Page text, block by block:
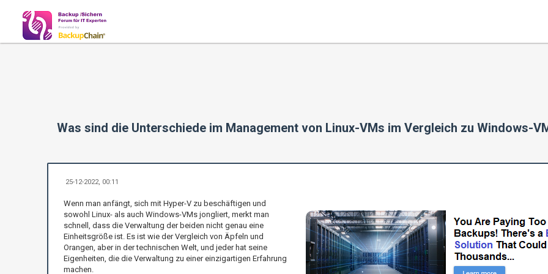
Was sind die Unterschiede im Management von Linux-VMs im Vergleich zu Windows-
25-12-2022, 00:11
Wenn man anfängt, sich mit Hyper-V zu beschäftigen und
sowohl Linux- als auch Windows-VMs jongliert, merkt man
schnell, dass die Verwaltung der beiden nicht genau eine
Einheitsgröße ist. Es ist wie der Vergleich von Äpfeln und
Orangen, aber in der technischen Welt, und jeder hat seine
Eigenheiten, die die Verwaltung zu einer einzigartigen Erfahrung
machen.